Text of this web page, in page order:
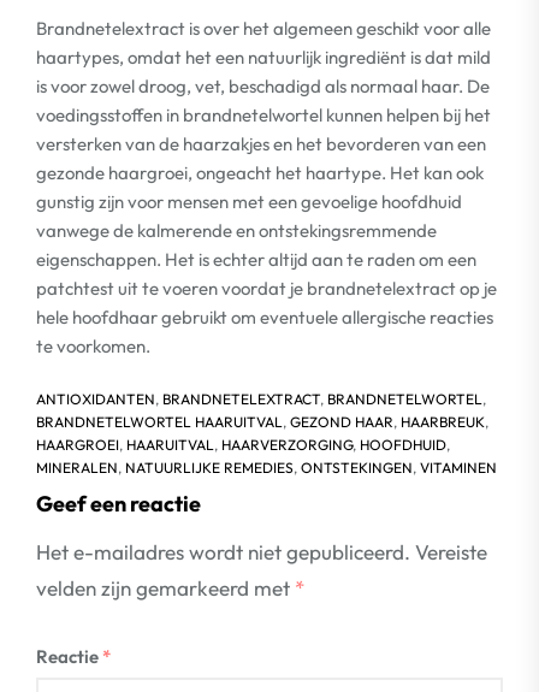
Brandnetelextract is over het algemeen geschikt voor alle
haartypes, omdat het een natuurlijk ingrediënt is dat mild
is voor zowel droog, vet, beschadigd als normaal haar. De
voedingsstoffen in brandnetelwortel kunnen helpen bij het
versterken van de haarzakjes en het bevorderen van een
gezonde haargroei, ongeacht het haartype. Het kan ook
gunstig zijn voor mensen met een gevoelige hoofdhuid
vanwege de kalmerende en ontstekingsremmende
eigenschappen. Het is echter altijd aan te raden om een
patchtest uit te voeren voordat je brandnetelextract op je
hele hoofdhaar gebruikt om eventuele allergische reacties
te voorkomen.
ANTIOXIDANTEN, BRANDNETELEXTRACT, BRANDNETELWORTEL,
BRANDNETELWORTEL HAARUITVAL, GEZOND HAAR, HAARBREUK,
HAARGROEI, HAARUITVAL, HAARVERZORGING, HOOFDHUID,
MINERALEN, NATUURLIJKE REMEDIES, ONTSTEKINGEN, VITAMINEN
Geef een reactie
Het e-mailadres wordt niet gepubliceerd. Vereiste
velden zijn gemarkeerd met *
Reactie *